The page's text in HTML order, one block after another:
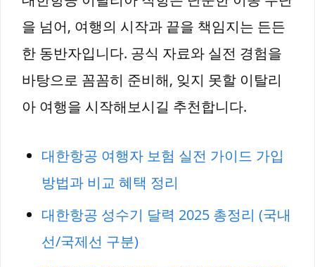
을 넘어, 여행의 시작과 끝을 책임지는 든든
한 동반자입니다. 공식 자료와 실전 경험을
바탕으로 꼼꼼히 준비해, 잊지 못할 이탈리
아 여행을 시작해보시길 추천합니다.
대한항공 여행자 보험 실전 가이드 가입
방법과 비교 혜택 정리
대한항공 성수기 달력 2025 총정리 (국내
선/국제선 구분)